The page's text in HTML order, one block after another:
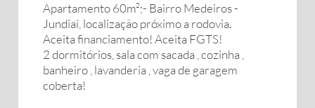
Apartamento 60m²;- Bairro Medeiros -
Jundiaí, localização próximo a rodovia.
Aceita financiamento! Aceita FGTS!
2 dormitórios, sala com sacada , cozinha ,
banheiro , lavanderia , vaga de garagem
coberta!